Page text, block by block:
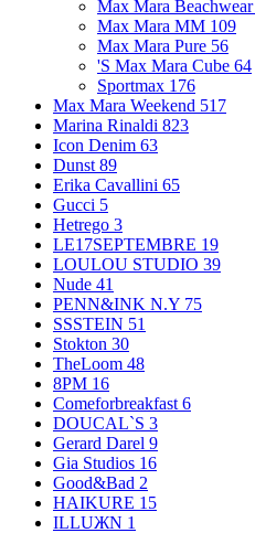
Max Mara Beachwear
Max Mara MM 109
Max Mara Pure 56
'S Max Mara Cube 64
Sportmax 176
Max Mara Weekend 517
Marina Rinaldi 823
Icon Denim 63
Dunst 89
Erika Cavallini 65
Gucci 5
Hetrego 3
LE17SEPTEMBRE 19
LOULOU STUDIO 39
Nude 41
PENN&INK N.Y 75
SSSTEIN 51
Stokton 30
TheLoom 48
8PM 16
Comeforbreakfast 6
DOUCAL`S 3
Gerard Darel 9
Gia Studios 16
Good&Bad 2
HAIKURE 15
ILLUЖN 1